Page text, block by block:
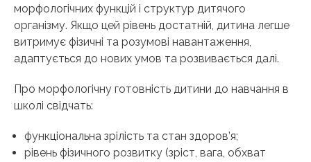
морфологічних функцій і структур дитячого
організму. Якщо цей рівень достатній, дитина легше
витримує фізичні та розумові навантаження,
адаптується до нових умов та розвивається далі.
Про морфологічну готовність дитини до навчання в
школі свідчать:
функціональна зрілість та стан здоров’я;
рівень фізичного розвитку (зріст, вага, обхват